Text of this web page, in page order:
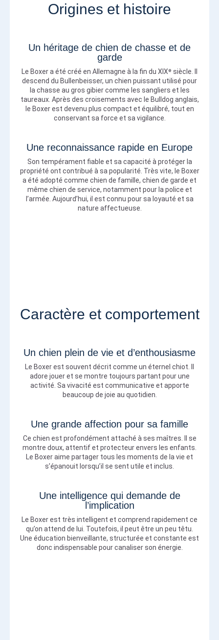
Origines et histoire
Un héritage de chien de chasse et de
garde
Le Boxer a été créé en Allemagne à la fin du XIXᵉ siècle. Il
descend du Bullenbeisser, un chien puissant utilisé pour
la chasse au gros gibier comme les sangliers et les
taureaux. Après des croisements avec le Bulldog anglais,
le Boxer est devenu plus compact et équilibré, tout en
conservant sa force et sa vigilance.
Une reconnaissance rapide en Europe
Son tempérament fiable et sa capacité à protéger la
propriété ont contribué à sa popularité. Très vite, le Boxer
a été adopté comme chien de famille, chien de garde et
même chien de service, notamment pour la police et
l’armée. Aujourd’hui, il est connu pour sa loyauté et sa
nature affectueuse.
Caractère et comportement
Un chien plein de vie et d’enthousiasme
Le Boxer est souvent décrit comme un éternel chiot. Il
adore jouer et se montre toujours partant pour une
activité. Sa vivacité est communicative et apporte
beaucoup de joie au quotidien.
Une grande affection pour sa famille
Ce chien est profondément attaché à ses maîtres. Il se
montre doux, attentif et protecteur envers les enfants.
Le Boxer aime partager tous les moments de la vie et
s’épanouit lorsqu’il se sent utile et inclus.
Une intelligence qui demande de
l’implication
Le Boxer est très intelligent et comprend rapidement ce
qu’on attend de lui. Toutefois, il peut être un peu têtu.
Une éducation bienveillante, structurée et constante est
donc indispensable pour canaliser son énergie.